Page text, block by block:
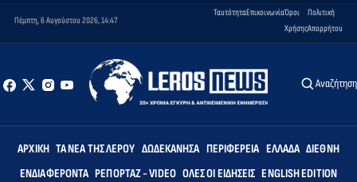
Πέμπτη, 6 Αυγούστου 2026, 14:47
ΤαυτότηταΕπικοινωνίαΌροι
Χρήσης
Πολιτική
Απορρήτου
Αναζήτηση
ΑΡΧΙΚΉ ΤΑ ΝΈΑ ΤΗΣ ΛΈΡΟΥ ΔΩΔΕΚΆΝΗΣΑ ΠΕΡΙΦΈΡΕΙΑ ΕΛΛΆΔΑ ΔΙΕΘΝΉ
ΕΝΔΙΑΦΈΡΟΝΤΑ ΡΕΠΟΡΤΆΖ - VIDEO ΌΛΕΣ ΟΙ ΕΙΔΉΣΕΙΣ ENGLISH EDITION